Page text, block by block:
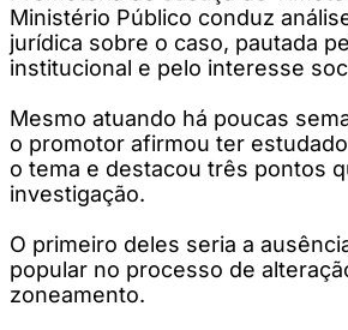
Ministério Público conduz
jurídica sobre o caso, pautada
institucional e pelo interesse
Mesmo atuando há poucas
o promotor afirmou ter
o tema e destacou três pontos
investigação.
O primeiro deles seria a
popular no processo de
zoneamento.